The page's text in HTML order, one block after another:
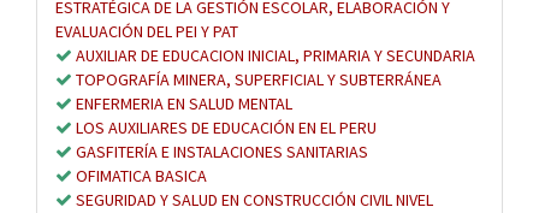
ESTRATÉGICA DE LA GESTIÓN ESCOLAR, ELABORACIÓN Y
EVALUACIÓN DEL PEI Y PAT
AUXILIAR DE EDUCACION INICIAL, PRIMARIA Y SECUNDARIA
TOPOGRAFÍA MINERA, SUPERFICIAL Y SUBTERRÁNEA
ENFERMERIA EN SALUD MENTAL
LOS AUXILIARES DE EDUCACIÓN EN EL PERU
GASFITERÍA E INSTALACIONES SANITARIAS
OFIMATICA BASICA
SEGURIDAD Y SALUD EN CONSTRUCCIÓN CIVIL NIVEL